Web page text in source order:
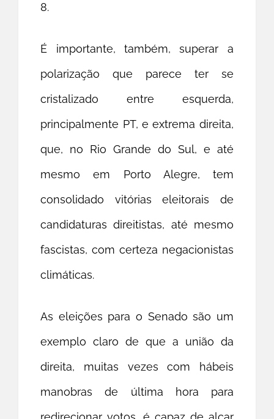
8.
É importante, também, superar a
polarização que parece ter se
cristalizado entre esquerda,
principalmente PT, e extrema direita,
que, no Rio Grande do Sul, e até
mesmo em Porto Alegre, tem
consolidado vitórias eleitorais de
candidaturas direitistas, até mesmo
fascistas, com certeza negacionistas
climáticas.
As eleições para o Senado são um
exemplo claro de que a união da
direita, muitas vezes com hábeis
manobras de última hora para